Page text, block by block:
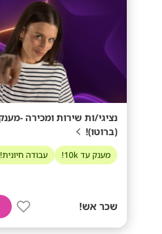
(ברוטו)!
מענק עד 10k! עבודה חיונית!
שכר אש!